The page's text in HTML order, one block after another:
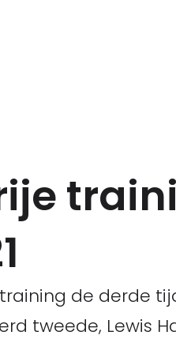
de derde
tweede, Lewis